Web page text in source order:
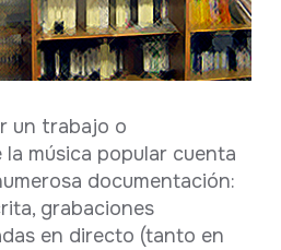
un trabajo o
música popular cuenta
documentación:
grabaciones
en directo (tanto en